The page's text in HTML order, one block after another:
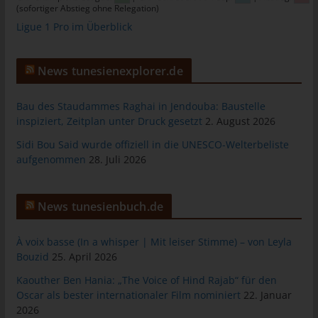
(sofortiger Abstieg ohne Relegation)
Ligue 1 Pro im Überblick
News tunesienexplorer.de
Bau des Staudammes Raghai in Jendouba: Baustelle
inspiziert, Zeitplan unter Druck gesetzt 2. August 2026
Sidi Bou Said wurde offiziell in die UNESCO-Welterbeliste
aufgenommen 28. Juli 2026
News tunesienbuch.de
À voix basse (In a whisper | Mit leiser Stimme) – von Leyla
Bouzid 25. April 2026
Kaouther Ben Hania: „The Voice of Hind Rajab“ für den
Oscar als bester internationaler Film nominiert 22. Januar
2026
tunesienfussball.de
Uwe Wassenberg
Rue 2 Mars
4022 Akouda - Tunesien
Telefon: +216 216 16 616
E-Mail:
Cookies
Textdateien, welche über einen Internetbrowser auf einem
Computersystem abgelegt und gespeichert werden.
Zahlreiche Internetseiten und Server verwenden Cookies. Viele
Cookies enthalten eine sogenannte Cookie-ID. Eine Cookie-ID
Zeichenfolge, durch welche Internetseiten und Server dem
konkreten Internetbrowser zugeordnet werden können, in dem